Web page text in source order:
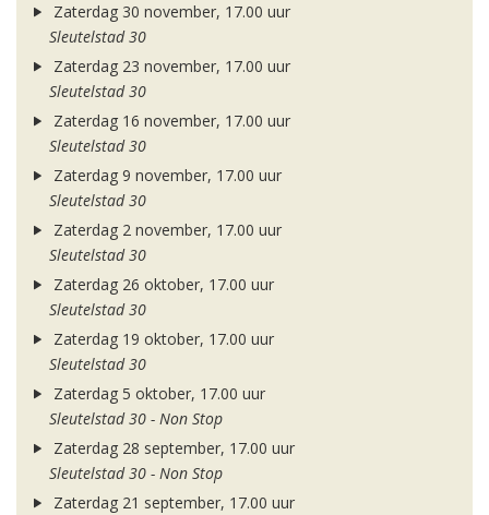
Zaterdag 30 november, 17.00 uur
Sleutelstad 30
Zaterdag 23 november, 17.00 uur
Sleutelstad 30
Zaterdag 16 november, 17.00 uur
Sleutelstad 30
Zaterdag 9 november, 17.00 uur
Sleutelstad 30
Zaterdag 2 november, 17.00 uur
Sleutelstad 30
Zaterdag 26 oktober, 17.00 uur
Sleutelstad 30
Zaterdag 19 oktober, 17.00 uur
Sleutelstad 30
Zaterdag 5 oktober, 17.00 uur
Sleutelstad 30 - Non Stop
Zaterdag 28 september, 17.00 uur
Sleutelstad 30 - Non Stop
Zaterdag 21 september, 17.00 uur